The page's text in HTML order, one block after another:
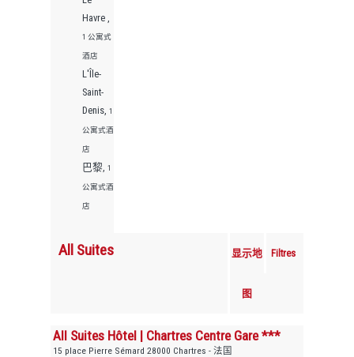
Havre ,
1 公寓式
酒店
L'Île-
Saint-
Denis, 1
公寓式酒
店
巴黎, 1
公寓式酒
店
All Suites 显示地
图
Filtres
All Suites Hôtel | Chartres Centre Gare ***
15 place Pierre Sémard 28000 Chartres - 法国